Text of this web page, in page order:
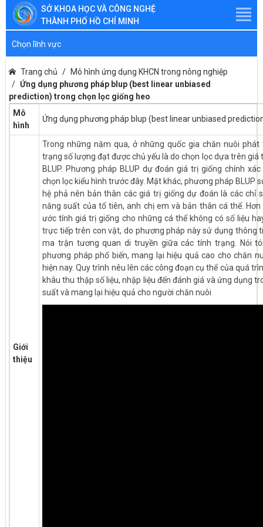
SỞ KHOA HỌC VÀ CÔNG NGHỆ
THÀNH PHỐ HỒ CHÍ MINH
Chọn lĩnh vực
Trang chủ
Mô hình ứng dụng KHCN trong nông nghiệp
Ứng dụng phương pháp blup (best linear unbiased
prediction) trong chọn lọc giống heo
Mô
hình
Ứng dụng phương pháp blup (best linear unbiased
Giới
thiệu
Trong những năm qua, ở những quốc gia chăn nuôi
trạng số lượng đạt được chủ yếu là do chọn lọc dựa trên
BLUP. Phương pháp BLUP dự đoán giá trị giống chính
chọn lọc kiểu hình trước đây. Mặt khác, phương pháp BLUP
hệ phả nên bản thân các giá trị giống dự đoán là các chỉ
năng suất của tổ tiên, anh chị em và bản thân cá thể.
ước tính giá trị giống cho những cá thể không có số liệu
trực tiếp trên con vật, do phương pháp này sử dụng thông
ma trận tương quan di truyền giữa các tính trạng. Nói
phương pháp phổ biến, mang lại hiệu quả cao cho chăn
hiện nay. Quy trình nêu lên các công đoạn cụ thể của quá
khâu thu thập số liệu, nhập liệu đến đánh giá và ứng dụng
suất và mang lại hiệu quả cho người chăn nuôi